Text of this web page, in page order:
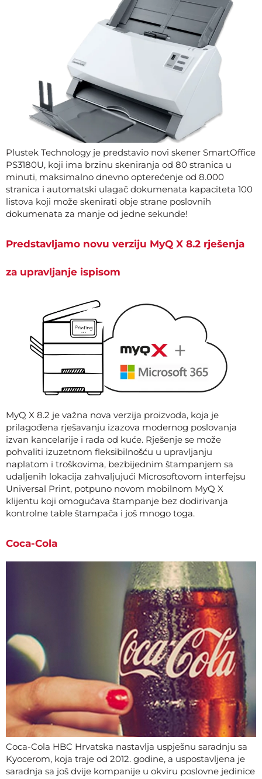
Plustek Technology je predstavio novi skener SmartOffice
PS3180U, koji ima brzinu skeniranja od 80 stranica u
minuti, maksimalno dnevno opterećenje od 8.000
stranica i automatski ulagač dokumenata kapaciteta 100
listova koji može skenirati obje strane poslovnih
dokumenata za manje od jedne sekunde!
Predstavljamo novu verziju MyQ X 8.2 rješenja
za upravljanje ispisom
MyQ X 8.2 je važna nova verzija proizvoda, koja je
prilagođena rješavanju izazova modernog poslovanja
izvan kancelarije i rada od kuće. Rješenje se može
pohvaliti izuzetnom fleksibilnošću u upravljanju
naplatom i troškovima, bezbijednim štampanjem sa
udaljenih lokacija zahvaljujući Microsoftovom interfejsu
Universal Print, potpuno novom mobilnom MyQ X
klijentu koji omogućava štampanje bez dodirivanja
kontrolne table štampača i još mnogo toga.
Coca-Cola
Coca-Cola HBC Hrvatska nastavlja uspješnu saradnju sa
Kyocerom, koja traje od 2012. godine, a uspostavljena je
saradnja sa još dvije kompanije u okviru poslovne jedinice